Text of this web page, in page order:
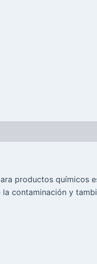
productos químicos
contaminación y